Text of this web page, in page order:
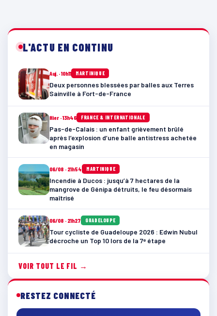
L'ACTU EN CONTINU
Auj. · 10h11 MARTINIQUE
Deux personnes blessées par balles aux Terres
Sainville à Fort-de-France
Hier · 13h46 FRANCE & INTERNATIONALE
Pas-de-Calais : un enfant grièvement brûlé
après l’explosion d’une balle antistress achetée
en magasin
06/08 · 21h54 MARTINIQUE
Incendie à Ducos : jusqu’à 7 hectares de la
mangrove de Génipa détruits, le feu désormais
maîtrisé
06/08 · 21h27 GUADELOUPE
Tour cycliste de Guadeloupe 2026 : Edwin Nubul
décroche un Top 10 lors de la 7ᵉ étape
VOIR TOUT LE FIL →
RESTEZ CONNECTÉ